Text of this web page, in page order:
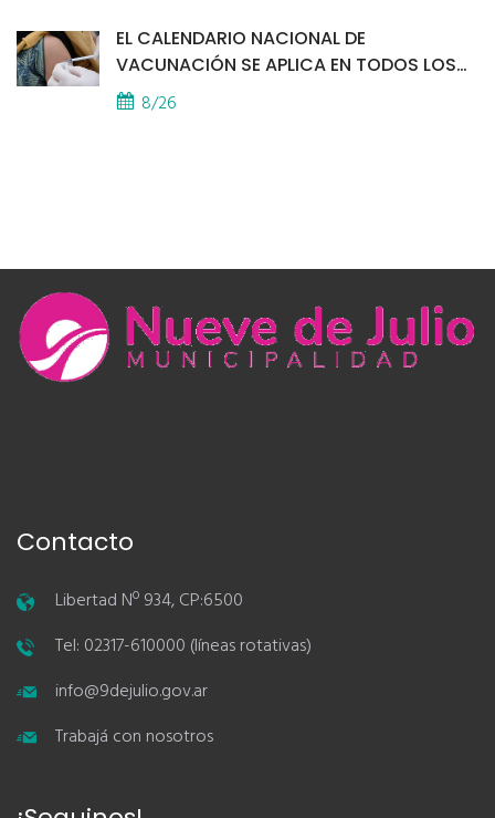
EL CALENDARIO NACIONAL DE
VACUNACIÓN SE APLICA EN TODOS LOS
CAPS
8/26
Contacto
Libertad Nº 934, CP:6500
Tel: 02317-610000 (líneas rotativas)
info@9dejulio.gov.ar
Trabajá con nosotros